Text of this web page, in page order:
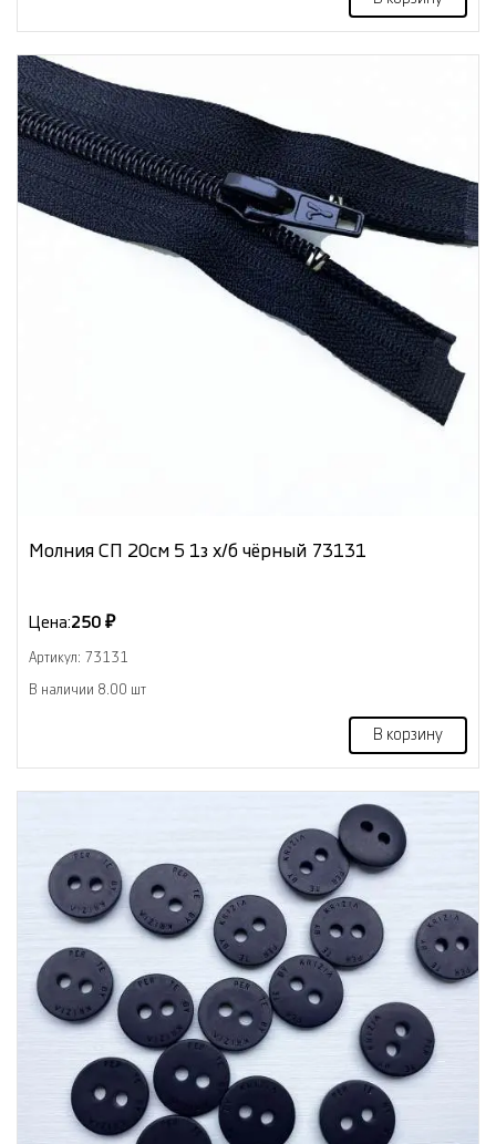
Молния СП 20см 5 1з х/б чёрный 73131
Цена:250 ₽
Артикул: 73131
В наличии 8.00 шт
В корзину